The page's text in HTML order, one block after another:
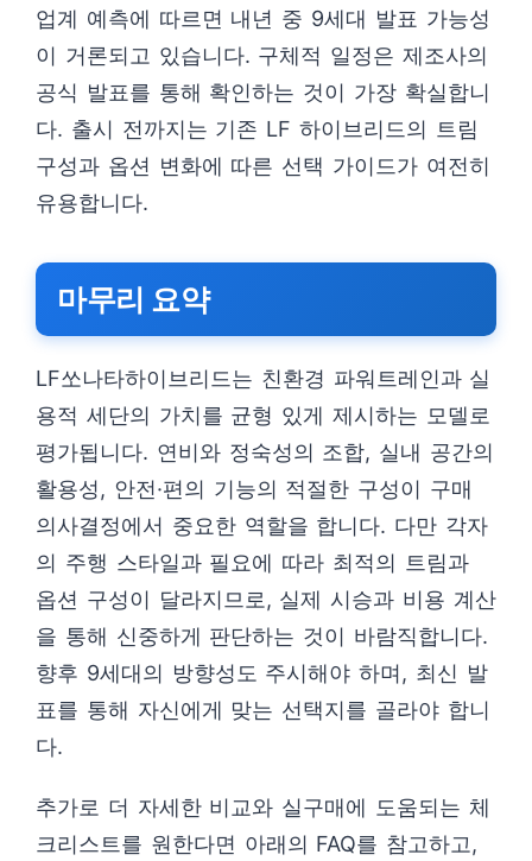
업계 예측에 따르면 내년 중 9세대 발표 가능성
이 거론되고 있습니다. 구체적 일정은 제조사의
공식 발표를 통해 확인하는 것이 가장 확실합니
다. 출시 전까지는 기존 LF 하이브리드의 트림
구성과 옵션 변화에 따른 선택 가이드가 여전히
유용합니다.
마무리 요약
LF쏘나타하이브리드는 친환경 파워트레인과 실
용적 세단의 가치를 균형 있게 제시하는 모델로
평가됩니다. 연비와 정숙성의 조합, 실내 공간의
활용성, 안전·편의 기능의 적절한 구성이 구매
의사결정에서 중요한 역할을 합니다. 다만 각자
의 주행 스타일과 필요에 따라 최적의 트림과
옵션 구성이 달라지므로, 실제 시승과 비용 계산
을 통해 신중하게 판단하는 것이 바람직합니다.
향후 9세대의 방향성도 주시해야 하며, 최신 발
표를 통해 자신에게 맞는 선택지를 골라야 합니
다.
추가로 더 자세한 비교와 실구매에 도움되는 체
크리스트를 원한다면 아래의 FAQ를 참고하고,